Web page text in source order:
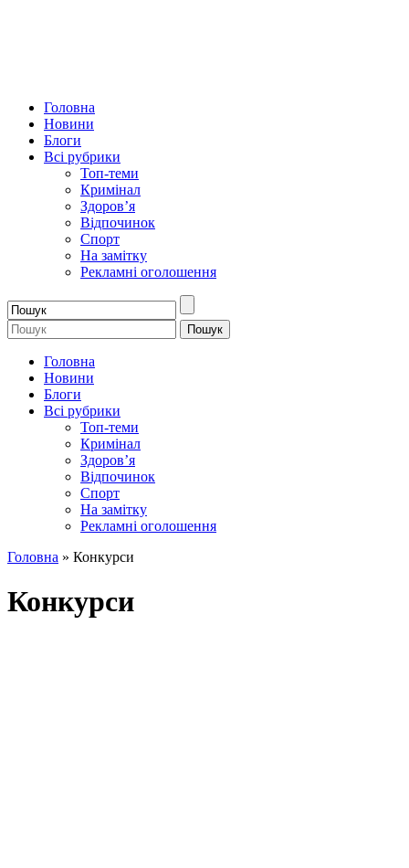
Головна
Новини
Блоги
Всі рубрики
Топ-теми
Кримінал
Здоров’я
Відпочинок
Спорт
На замітку
Рекламні оголошення
Головна
Новини
Блоги
Всі рубрики
Топ-теми
Кримінал
Здоров’я
Відпочинок
Спорт
На замітку
Рекламні оголошення
Головна » Конкурси
Конкурси